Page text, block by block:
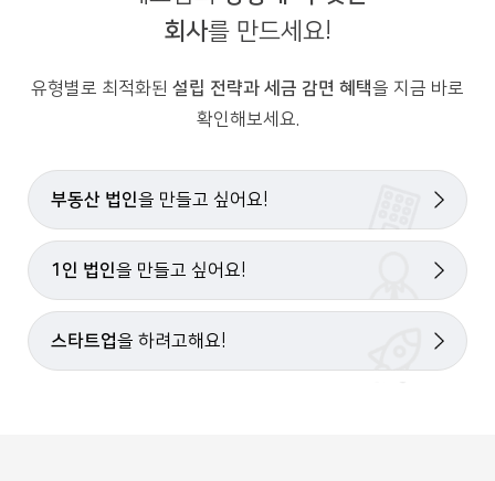
회사를 만드세요!
유형별로 최적화된 설립 전략과 세금 감면 혜택을 지금 바로
확인해보세요.
부동산 법인을 만들고 싶어요!
1인 법인을 만들고 싶어요!
스타트업을 하려고해요!